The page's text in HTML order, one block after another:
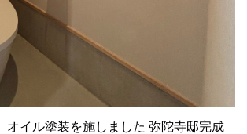
オイル塗装を施しました 弥陀寺邸完成